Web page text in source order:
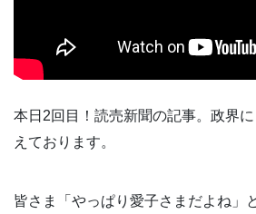
本日2回目！読売新聞の記事。政界
えております。
皆さま「やっぱり愛子さまだよね」